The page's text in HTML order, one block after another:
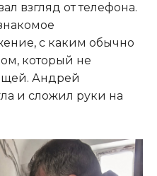
взгляд от телефона.
с каким обычно
который не
Андрей
и сложил руки на